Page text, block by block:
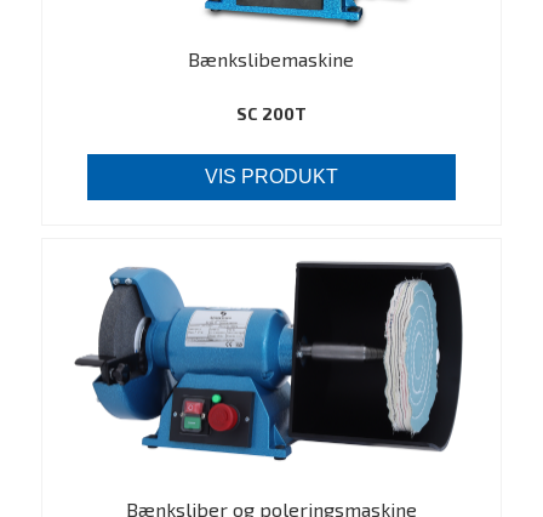
Bænkslibemaskine
SC 200T
VIS PRODUKT
Bænksliber og poleringsmaskine